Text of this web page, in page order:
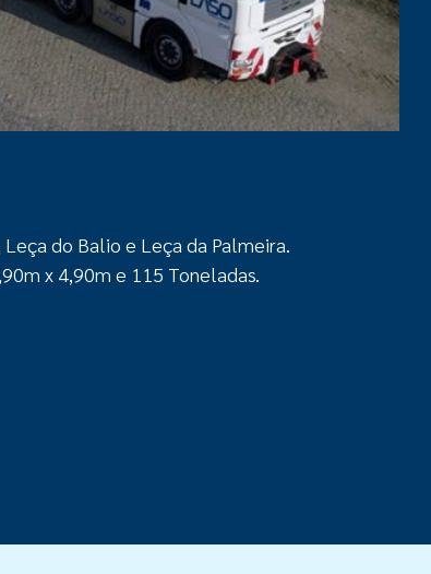
do Balio e Leça da Palmeira.
x 4,90m e 115 Toneladas.